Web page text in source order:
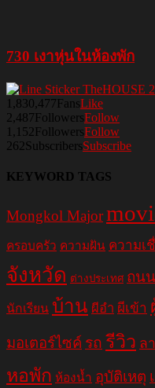
730 เงาหุ่นในห้องพัก
1,830,477FansLike
2,487FollowersFollow
1,152FollowersFollow
262SubscribersSubscribe
KEYWORD TAGS
Mongkol Major
ครอบครัว ความฝัน ความเ
จังหวัด ต่างประเทศ ถนน
นักเรียน บ้าน ผีอำ ผีเข้า
มอเตอร์ไซค์ รถ รีวิว ล
หอพัก ห้องน้ำ อุบัติเหตุ